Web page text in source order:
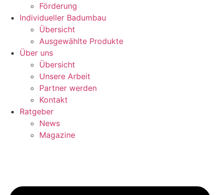
Förderung
Individueller Badumbau
Übersicht
Ausgewählte Produkte
Über uns
Übersicht
Unsere Arbeit
Partner werden
Kontakt
Ratgeber
News
Magazine